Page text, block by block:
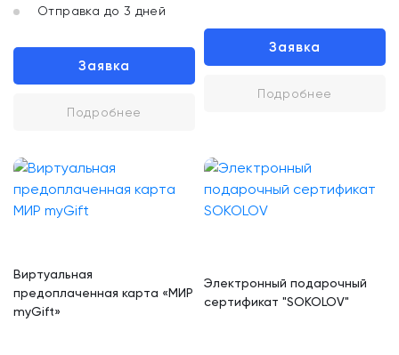
Отправка до 3 дней
Заявка
Подробнее
Заявка
Подробнее
Виртуальная
предоплаченная карта «МИР
myGift»
Электронный подарочный
сертификат "SOKOLOV"